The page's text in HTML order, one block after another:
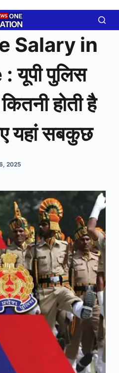
Salary in
यूपी पुलिस
होती है
यहां सबकुछ
2025